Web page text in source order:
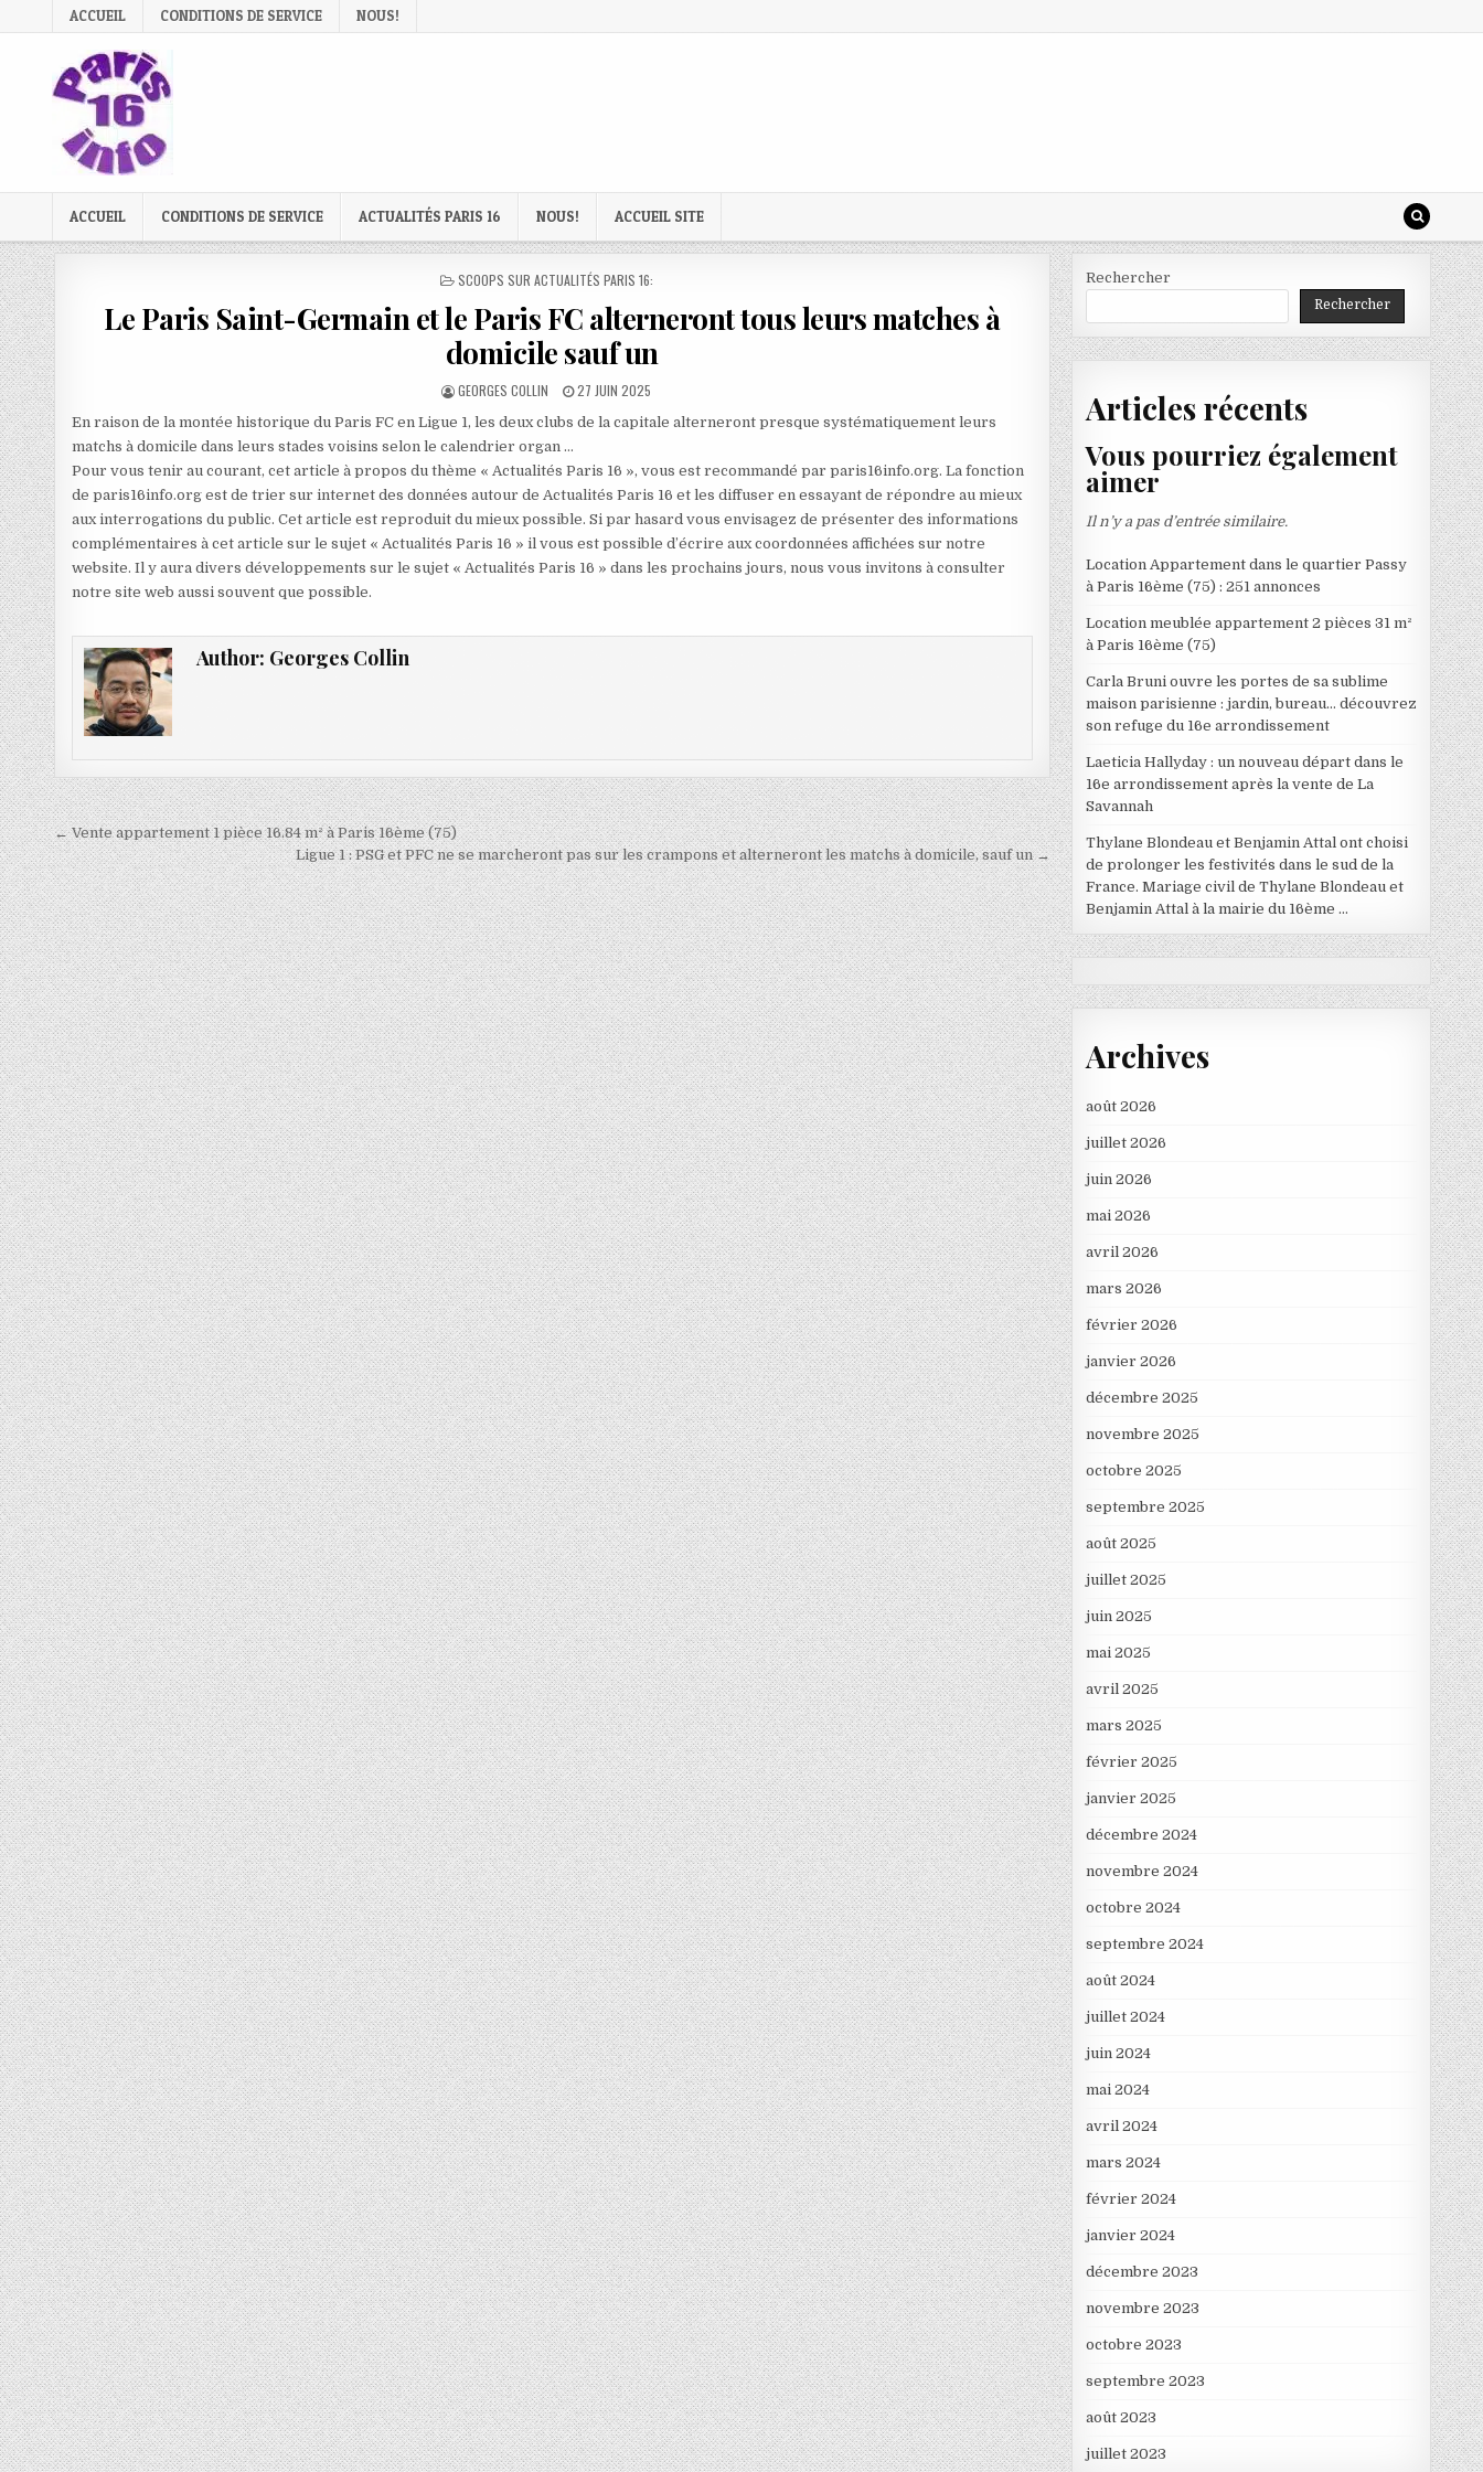
to
ACCUEIL CONDITIONS DE SERVICE NOUS!
ACCUEIL CONDITIONS DE SERVICE ACTUALITÉS PARIS 16 NOUS! ACCUEIL SITE
POSTED
SCOOPS SUR ACTUALITÉS PARIS 16:
Le Paris Saint-Germain et le Paris FC alterneront tous leurs matches à
domicile sauf un
AUTHOR:
GEORGES COLLIN
PUBLISHED
27 JUIN 2025
En raison de la montée historique du Paris FC en Ligue 1, les deux clubs de la capitale alterneront presque systématiquement leurs
matchs à domicile dans leurs stades voisins selon le calendrier organ …
Pour vous tenir au courant, cet article à propos du thème « Actualités Paris 16 », vous est recommandé par paris16info.org. La fonction
de paris16info.org est de trier sur internet des données autour de Actualités Paris 16 et les diffuser en essayant de répondre au mieux
aux interrogations du public. Cet article est reproduit du mieux possible. Si par hasard vous envisagez de présenter des informations
complémentaires à cet article sur le sujet « Actualités Paris 16 » il vous est possible d’écrire aux coordonnées affichées sur notre
website. Il y aura divers développements sur le sujet « Actualités Paris 16 » dans les prochains jours, nous vous invitons à consulter
notre site web aussi souvent que possible.
Author: Georges Collin
Navigation
de
l’article
← Vente appartement 1 pièce 16.84 m² à Paris 16ème (75)
Ligue 1 : PSG et PFC ne se marcheront pas sur les crampons et alterneront les matchs à domicile, sauf un →
Rechercher
Rechercher
Articles récents
Vous pourriez également
aimer
Il n’y a pas d’entrée similaire.
Location Appartement dans le quartier Passy
à Paris 16ème (75) : 251 annonces
Location meublée appartement 2 pièces 31 m²
à Paris 16ème (75)
Carla Bruni ouvre les portes de sa sublime
maison parisienne : jardin, bureau… découvrez
son refuge du 16e arrondissement
Laeticia Hallyday : un nouveau départ dans le
16e arrondissement après la vente de La
Savannah
Thylane Blondeau et Benjamin Attal ont choisi
de prolonger les festivités dans le sud de la
France. Mariage civil de Thylane Blondeau et
Benjamin Attal à la mairie du 16ème …
Archives
août 2026
juillet 2026
juin 2026
mai 2026
avril 2026
mars 2026
février 2026
janvier 2026
décembre 2025
novembre 2025
octobre 2025
septembre 2025
août 2025
juillet 2025
juin 2025
mai 2025
avril 2025
mars 2025
février 2025
janvier 2025
décembre 2024
novembre 2024
octobre 2024
septembre 2024
août 2024
juillet 2024
juin 2024
mai 2024
avril 2024
mars 2024
février 2024
janvier 2024
décembre 2023
novembre 2023
octobre 2023
septembre 2023
août 2023
juillet 2023